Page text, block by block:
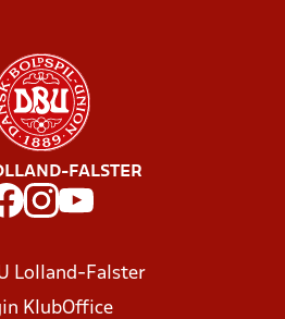
FALSTER
Lolland-Falster
KlubOffice